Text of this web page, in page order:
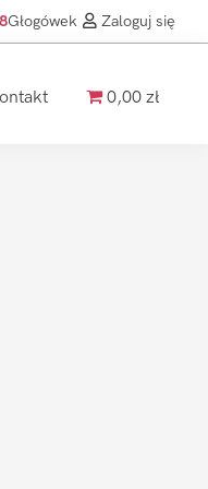
Głogówek Zaloguj się
0,00 zł